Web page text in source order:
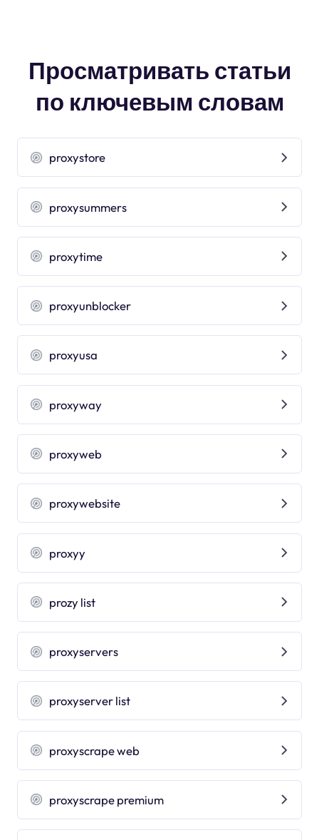
Просматривать статьи
по ключевым словам
proxystore
proxysummers
proxytime
proxyunblocker
proxyusa
proxyway
proxyweb
proxywebsite
proxyy
prozy list
proxyservers
proxyserver list
proxyscrape web
proxyscrape premium